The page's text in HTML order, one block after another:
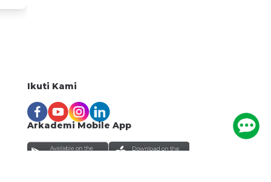
Ikuti Kami
Arkademi Mobile App